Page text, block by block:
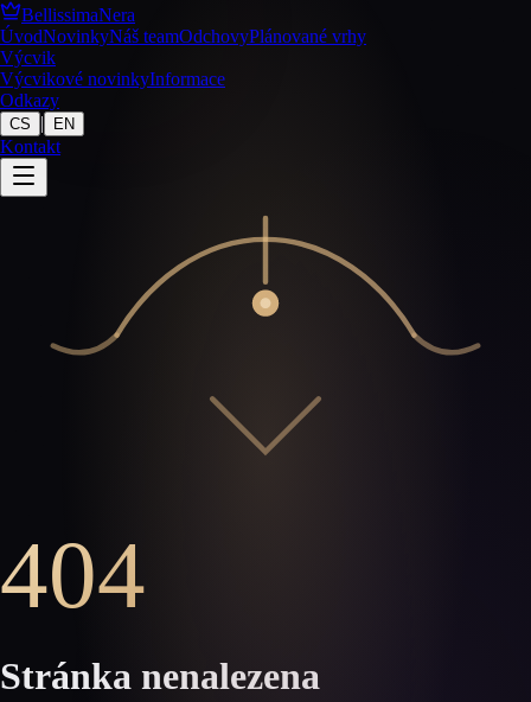
BellissimaNera
ÚvodNovinkyNáš teamOdchovyPlánované vrhy
Výcvik
Výcvikové novinkyInformace
Odkazy
CS | EN
Kontakt
404
Stránka nenalezena